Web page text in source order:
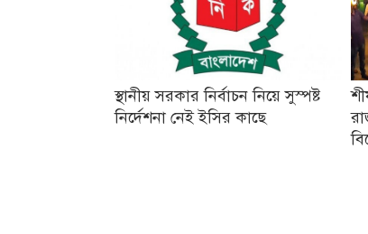
স্থানীয় সরকার নির্বাচন নিয়ে সুস্পষ্ট
নির্দেশনা নেই ইসির কাছে